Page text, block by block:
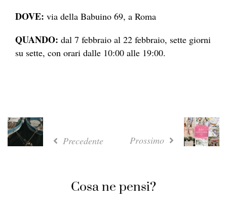
DOVE: via della Babuino 69, a Roma
QUANDO: dal 7 febbraio al 22 febbraio, sette giorni
su sette, con orari dalle 10:00 alle 19:00.
Precedente Prossimo
Cosa ne pensi?